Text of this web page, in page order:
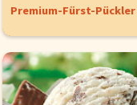
Premium-Fürst-Pückler